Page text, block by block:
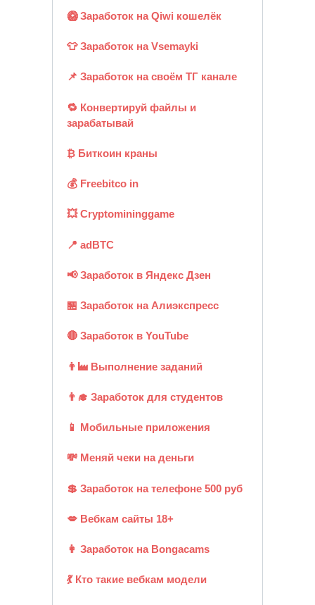
🥝 Заработок на Qiwi кошелёк
👕 Заработок на Vsemayki
📌 Заработок на своём ТГ канале
🔁 Конвертируй файлы и
зарабатывай
₿ Биткоин краны
💰 Freebitco in
💥 Cryptomininggame
📍 adBTC
📢 Заработок в Яндекс Дзен
🏪 Заработок на Алиэкспресс
🔴 Заработок в YouTube
👨‍🏭 Выполнение заданий
👨‍🎓 Заработок для студентов
📱 Мобильные приложения
💸 Меняй чеки на деньги
💲 Заработок на телефоне 500 руб
💋 Вебкам сайты 18+
👩 Заработок на Bongacams
💃 Кто такие вебкам модели